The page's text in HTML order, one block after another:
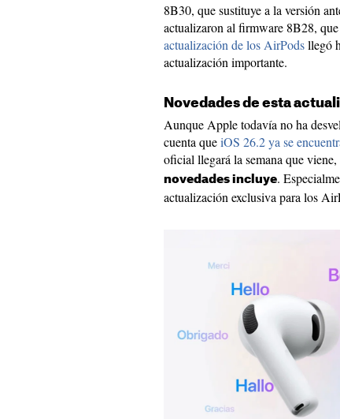
8B30, que sustituye a la versión
actualizaron al firmware 8B28,
actualización de los AirPodsllegó
actualización importante.
Novedades de esta
Aunque Apple todavía no ha
cuenta queiOS 26.2 ya se
oficial llegará la semana que viene,
novedades incluye.
actualización exclusiva para los